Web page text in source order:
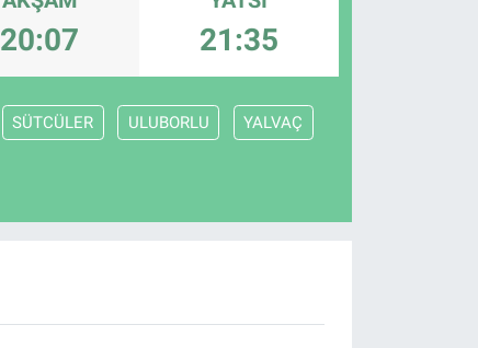
20:07 21:35
SÜTCÜLER ULUBORLU YALVAÇ